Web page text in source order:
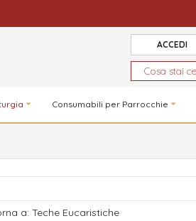
ACCEDI
Consumabili per Parrocchie
a: Teche Eucaristiche